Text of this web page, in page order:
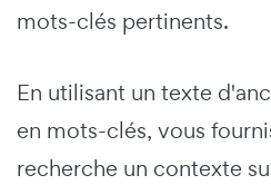
mots-clés pertinents.
En utilisant un texte
en mots-clés, vous
recherche un contexte